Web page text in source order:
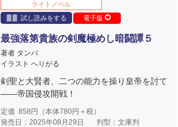
ライトノベル
試し読みをする
電子版
最強落第貴族の剣魔極めし暗闘譚５
著者 タンバ
イラスト へりがる
剣聖と大賢者、二つの能力を操り皇帝を討て
――帝国侵攻開戦！
定価 858 円（本体780円＋税）
発売日：2025年08月29日
判型：文庫判